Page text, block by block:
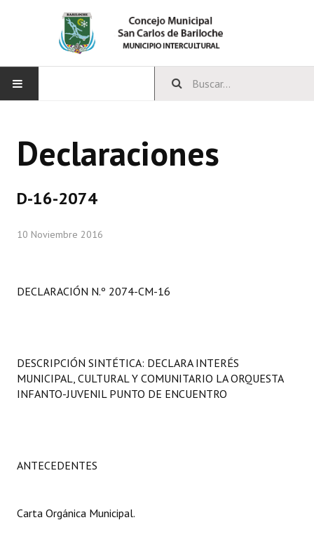
CONCEJO
LEGISLACIÓN
Constitución Nacional
Digesto
Declaraciones
D-16-2074
10 Noviembre 2016
DECLARACIÓN N.º 2074-CM-16
DESCRIPCIÓN SINTÉTICA: DECLARA INTERÉS
MUNICIPAL, CULTURAL Y COMUNITARIO LA ORQUESTA
INFANTO-JUVENIL PUNTO DE ENCUENTRO
ANTECEDENTES
Carta Orgánica Municipal.